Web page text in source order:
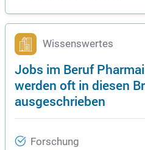
Wissenswertes
Jobs im Beruf
werden oft in diesen
ausgeschrieben
Forschung